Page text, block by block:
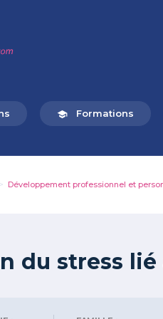
school Formations
Développement professionnel et
du stress